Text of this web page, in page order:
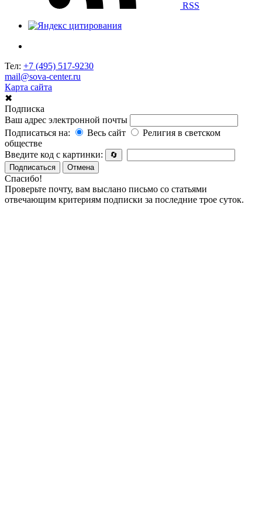
RSS
Тел: +7 (495) 517-9230
mail@sova-center.ru
Карта сайта
✖
Подписка
Ваш адрес электронной почты
Подписаться на:
Весь сайт
Религия в светском
обществе
Введите код с картинки:
🔄
Подписаться
Отмена
Спасибо!
Проверьте почту, вам выслано письмо со статьями
отвечающим критериям подписки за последние трое суток.